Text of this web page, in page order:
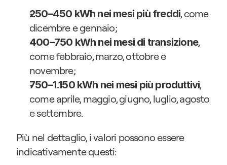
250–450 kWh nei mesi più freddi, come
dicembre e gennaio;
400–750 kWh nei mesi di transizione,
come febbraio, marzo, ottobre e
novembre;
750–1.150 kWh nei mesi più produttivi,
come aprile, maggio, giugno, luglio, agosto
e settembre.
Più nel dettaglio, i valori possono essere
indicativamente questi: